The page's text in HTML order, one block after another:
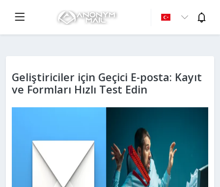
Geliştiriciler için Geçici E-posta: Kayıt
ve Formları Hızlı Test Edin